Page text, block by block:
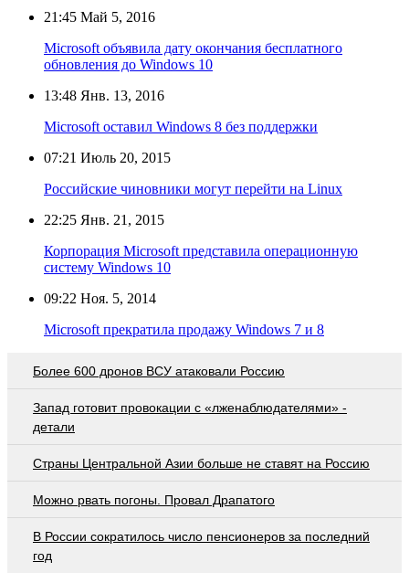
21:45 Май 5, 2016
Microsoft объявила дату окончания бесплатного
обновления до Windows 10
13:48 Янв. 13, 2016
Microsoft оставил Windows 8 без поддержки
07:21 Июль 20, 2015
Российские чиновники могут перейти на Linux
22:25 Янв. 21, 2015
Корпорация Microsoft представила операционную
систему Windows 10
09:22 Ноя. 5, 2014
Microsoft прекратила продажу Windows 7 и 8
Более 600 дронов ВСУ атаковали Россию
Запад готовит провокации с «лженаблюдателями» -
детали
Страны Центральной Азии больше не ставят на Россию
Можно рвать погоны. Провал Драпатого
В России сократилось число пенсионеров за последний
год